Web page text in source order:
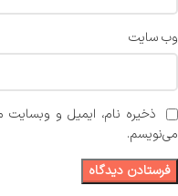
وب‌ سایت
ذخیره نام، ایمیل و وبسایت
می‌نویسم.